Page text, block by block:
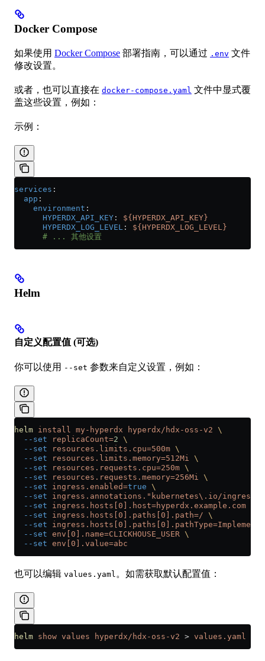
Docker Compose
如果使用 Docker Compose 部署指南，可以通过 .env 文件
修改设置。
或者，也可以直接在 docker-compose.yaml 文件中显式覆
盖这些设置，例如：
示例：
services :
  app
:
    environment
:
      HYPERDX_API_KEY
: ${HYPERDX_API_KEY}
      HYPERDX_LOG_LEVEL
: ${HYPERDX_LOG_LEVEL}
      # ... 其他设置
Helm
自定义配置值 (可选)
你可以使用 --set 参数来自定义设置，例如：
helm install my-hyperdx hyperdx/hdx-oss-v2 \
  --set
replicaCount=2 \
  --set
resources.limits.cpu=500m \
  --set
resources.limits.memory=512Mi \
  --set
resources.requests.cpu=250m \
  --set
resources.requests.memory=256Mi \
  --set
ingress.enabled=true \
  --set
ingress.annotations."kubernetes\.io/
  --set
ingress.hosts[0].host=hyperdx.example.com
  --set
ingress.hosts[0].paths[0].path=/ \
  --set
  --set
env[0].name=CLICKHOUSE_USER \
  --set
env[0].value=abc
也可以编辑 values.yaml 。如需获取默认配置值：
helm show values hyperdx/hdx-oss-v2 > values.yaml